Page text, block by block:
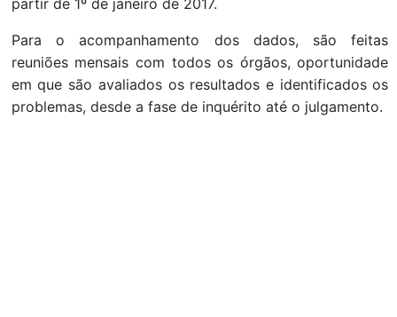
partir de 1º de janeiro de 2017.
Para o acompanhamento dos dados, são feitas
reuniões mensais com todos os órgãos, oportunidade
em que são avaliados os resultados e identificados os
problemas, desde a fase de inquérito até o julgamento.